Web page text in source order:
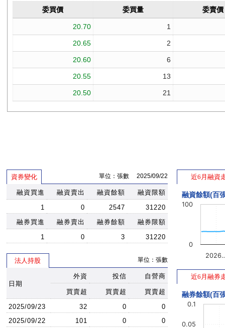
資券變化 單位：張數 2025/09/22
融資買進 融資賣出 融資餘額
融資限額
1
0 2547
31220
融券買進
融券賣出 融券餘額
融券限額
1
0 3 31220
法人持股 單位：張數
日期
外資 投信 自營商
買賣超 買賣超
買賣超
2025/09/23
32 0
0
2025/09/22
101 0
0
近6月融資
融資餘額(百
0
100
近6月融券
融券餘額(百
0.05
0.1